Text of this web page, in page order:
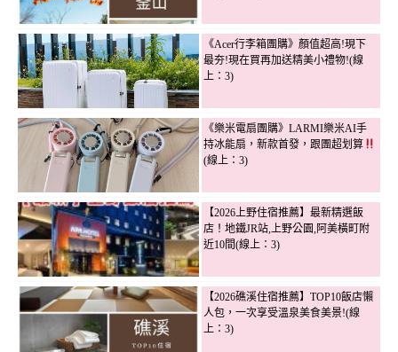
《Acer行李箱團購》顏值超高!現下
最夯!現在買再加送精美小禮物!(線
上：3)
《樂米電扇團購》LARMI樂米AI手
持冰能扇，新款首發，跟團超划算
(線上：3)
【2026上野住宿推薦】最新精選飯
店！地鐵JR站,上野公園,阿美橫町附
近10間(線上：3)
【2026礁溪住宿推薦】TOP10飯店懶
人包，一次享受溫泉美食美景!(線
上：3)